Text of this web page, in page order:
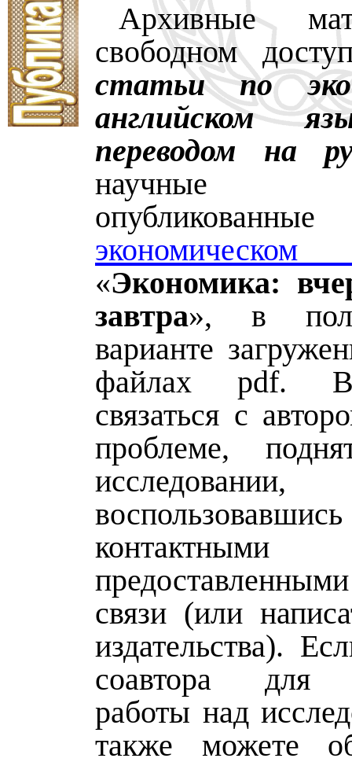
Архивные
свободном
статьи по
английском
переводом на
научные
«Экономика:
завтра», в
варианте
файлах pdf.
связаться с
проблеме,
исследовании,
воспользовавшись
контактными
связи (или
издательства).
соавтора для
работы над
также можете